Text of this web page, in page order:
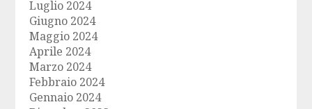
Luglio 2024
Giugno 2024
Maggio 2024
Aprile 2024
Marzo 2024
Febbraio 2024
Gennaio 2024